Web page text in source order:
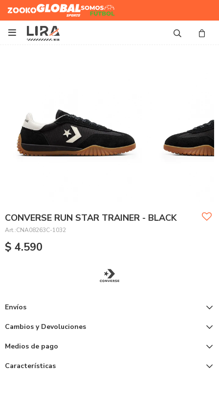
Zooko Global Sports
Somos
Futbol

CONVERSE RUN STAR TRAINER - BLACK
CNA08263C-1032
$ 4.590
Envíos
Cambios y Devoluciones
Medios de pago
Características